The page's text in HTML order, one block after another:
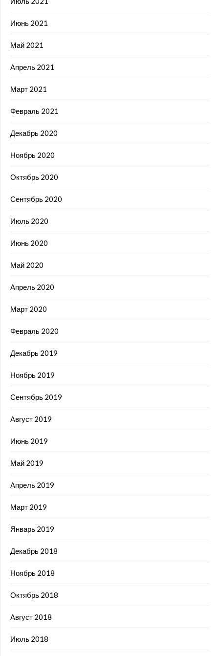
Июнь 2021
Май 2021
Апрель 2021
Март 2021
Февраль 2021
Декабрь 2020
Ноябрь 2020
Октябрь 2020
Сентябрь 2020
Июль 2020
Июнь 2020
Май 2020
Апрель 2020
Март 2020
Февраль 2020
Декабрь 2019
Ноябрь 2019
Сентябрь 2019
Август 2019
Июнь 2019
Май 2019
Апрель 2019
Март 2019
Январь 2019
Декабрь 2018
Ноябрь 2018
Октябрь 2018
Август 2018
Июль 2018